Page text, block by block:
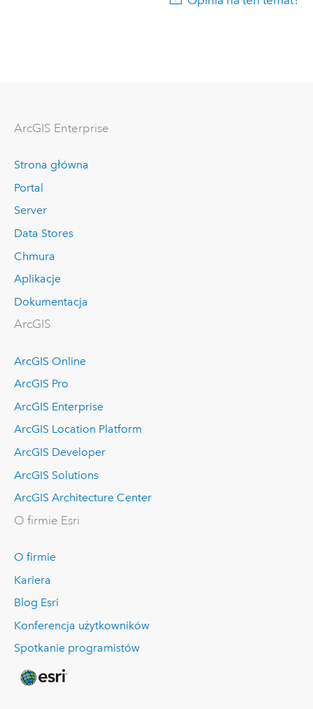
ArcGIS Enterprise
Strona główna
Portal
Server
Data Stores
Chmura
Aplikacje
Dokumentacja
ArcGIS
ArcGIS Online
ArcGIS Pro
ArcGIS Enterprise
ArcGIS Location Platform
ArcGIS Developer
ArcGIS Solutions
ArcGIS Architecture Center
O firmie Esri
O firmie
Kariera
Blog Esri
Konferencja użytkowników
Spotkanie programistów